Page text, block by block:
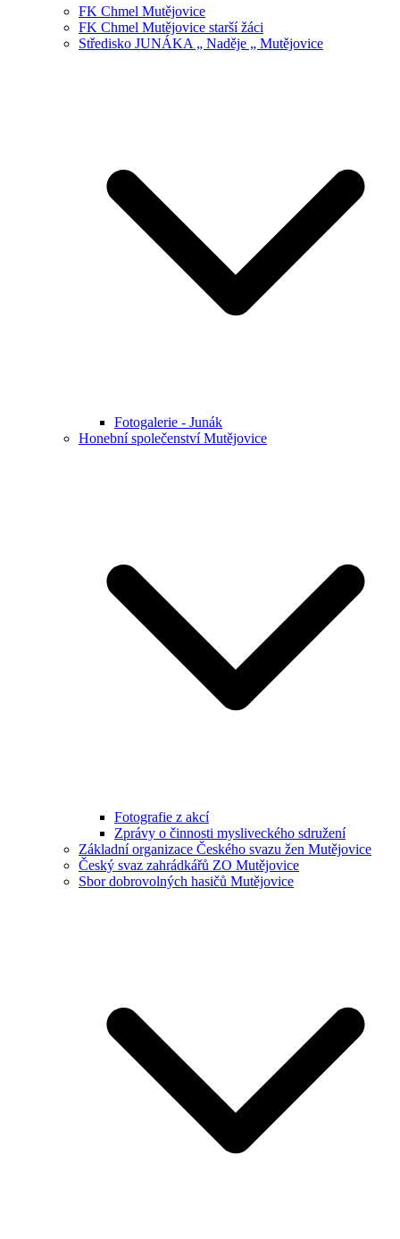
FK Chmel Mutějovice
FK Chmel Mutějovice starší žáci
Středisko JUNÁKA „ Naděje „ Mutějovice
Fotogalerie - Junák
Honební společenství Mutějovice
Fotografie z akcí
Zprávy o činnosti mysliveckého sdružení
Základní organizace Českého svazu žen Mutějovice
Český svaz zahrádkářů ZO Mutějovice
Sbor dobrovolných hasičů Mutějovice